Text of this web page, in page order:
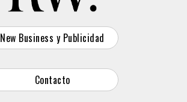
New Business y Publicidad
Contacto